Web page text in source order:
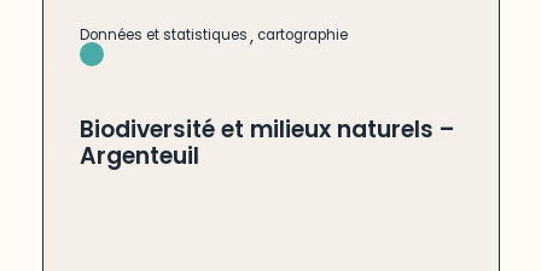
Données et statistiques, cartographie
Biodiversité et milieux naturels –
Argenteuil